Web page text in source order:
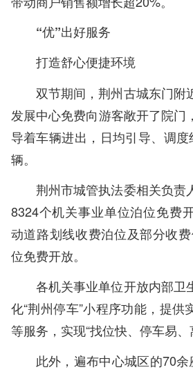
“优”出好服务
打造舒心便捷环境
双节期间，荆州古城东门附
发展中心免费向游客敞开了院门
导着车辆进出，日均引导、调
辆。
荆州市城管执法委相关负责
8324个机关事业单位泊位免费
动道路划线收费泊位及部分收
位免费开放。
各机关事业单位开放内部卫
化“荆州停车”小程序功能，提供
等服务，实现“找位快、停车易、
此外，遍布中心城区的70余